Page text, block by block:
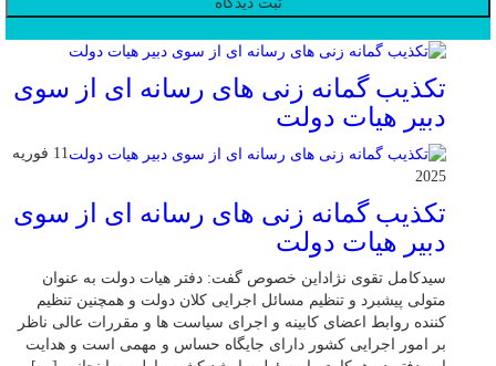
تکذیب گمانه زنی های رسانه ای از سوی
دبیر هیات دولت
11 فوریه
2025
تکذیب گمانه زنی های رسانه ای از سوی
دبیر هیات دولت
سیدکامل تقوی نژاداین خصوص گفت: دفتر هیات دولت به عنوان
متولی پیشبرد و تنظیم مسائل اجرایی کلان دولت و همچنین تنظیم
کننده روابط اعضای کابینه و اجرای سیاست ها و مقررات عالی ناظر
بر امور اجرایی کشور دارای جایگاه حساس و مهمی است و هدایت